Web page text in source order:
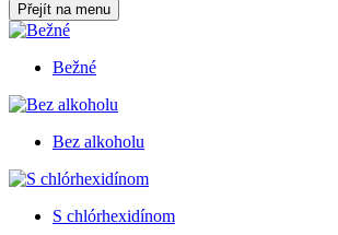
Přejít na menu
Bežné
Bez alkoholu
S chlórhexidínom